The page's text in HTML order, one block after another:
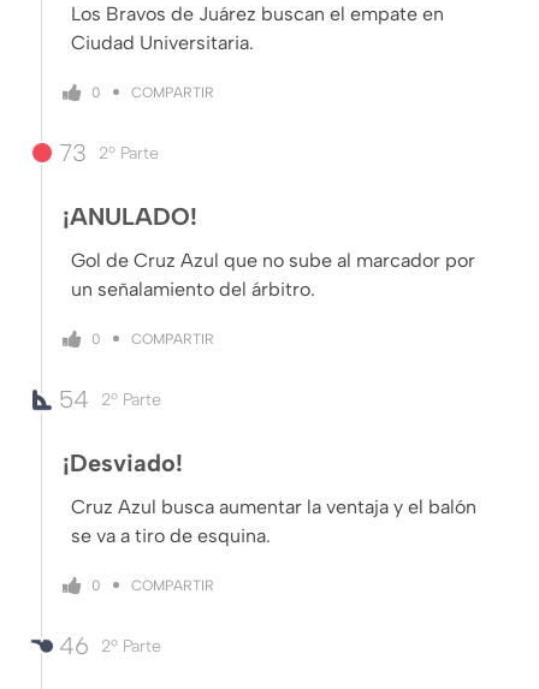
Los Bravos de Juárez buscan el empate en
Ciudad Universitaria.
0 COMPARTIR
73 2º Parte
¡ANULADO!
Gol de Cruz Azul que no sube al marcador por
un señalamiento del árbitro.
0 COMPARTIR
54 2º Parte
¡Desviado!
Cruz Azul busca aumentar la ventaja y el balón
se va a tiro de esquina.
0 COMPARTIR
46 2º Parte